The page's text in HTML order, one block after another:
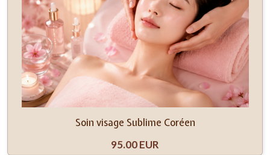
Soin visage Sublime Coréen
95.00 EUR